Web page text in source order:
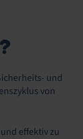
und
von
effektiv zu